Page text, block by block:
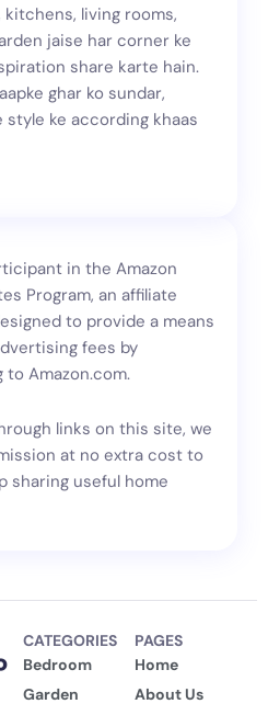
kitchens, living rooms,
jaise har corner ke
share karte hain.
ghar ko sundar,
ke according khaas
in the Amazon
Program, an affiliate
to provide a means
fees by
Amazon.com.
links on this site, we
at no extra cost to
sharing useful home
CATEGORIES
Bedroom
Garden
PAGES
Home
About Us